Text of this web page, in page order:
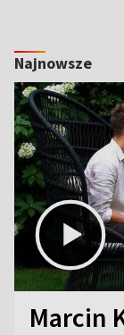
Najnowsze
Marcin